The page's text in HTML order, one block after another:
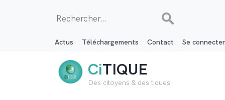
Actus Téléchargements Contact Se connecter
CiTIQUE
Des citoyens & des tiques